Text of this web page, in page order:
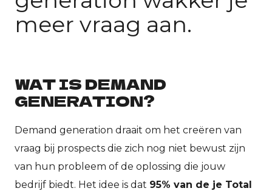
meer vraag aan.
WAT IS DEMAND
GENERATION?
Demand generation draait om het creëren van
vraag bij prospects die zich nog niet bewust zijn
van hun probleem of de oplossing die jouw
bedrijf biedt. Het idee is dat 95% van de je Total